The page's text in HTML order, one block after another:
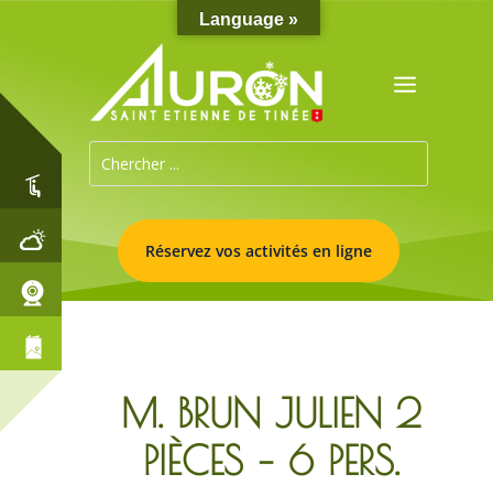
Réservez vos activités en ligne
M. BRUN JULIEN 2
PIÈCES – 6 PERS.
Language »